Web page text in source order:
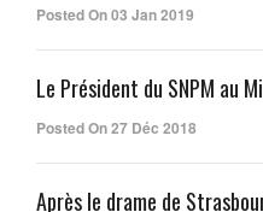
Posted On 03 Jan 2019
Le Président du SNPM au
Posted On 27 Déc 2018
Après le drame de